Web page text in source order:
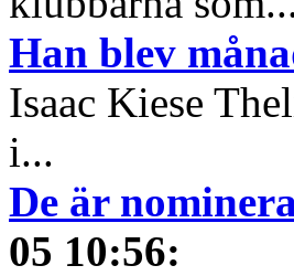
Han blev
Isaac Kiese
i...
De är
05 10:56: